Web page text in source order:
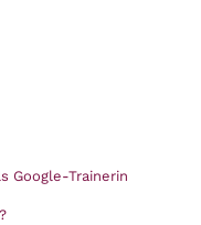
Google-Trainerin